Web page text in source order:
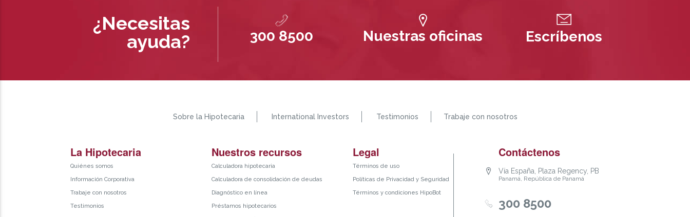
¿Necesitas
ayuda?
300 8500 Nuestras oficinas Escríbenos
Sobre la Hipotecaria International Investors Testimonios Trabaje con nosotros
La Hipotecaria
Quiénes somos
Información Corporativa
Trabaje con nosotros
Testimonios
Nuestros recursos
Calculadora hipotecaria
Calculadora de consolidación de deudas
Diagnóstico en línea
Préstamos hipotecarios
Legal
Términos de uso
Políticas de Privacidad y Seguridad
Términos y condiciones HipoBot
Contáctenos
Vía España, Plaza Regency, PB
Panamá, República de Panamá
300 8500